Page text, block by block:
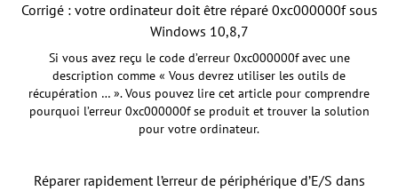
Corrigé : votre ordinateur doit être réparé 0xc000000f sous
Windows 10,8,7
Si vous avez reçu le code d’erreur 0xc000000f avec une
description comme « Vous devrez utiliser les outils de
récupération … ». Vous pouvez lire cet article pour comprendre
pourquoi l’erreur 0xc000000f se produit et trouver la solution
pour votre ordinateur.
Réparer rapidement l’erreur de périphérique d’E/S dans